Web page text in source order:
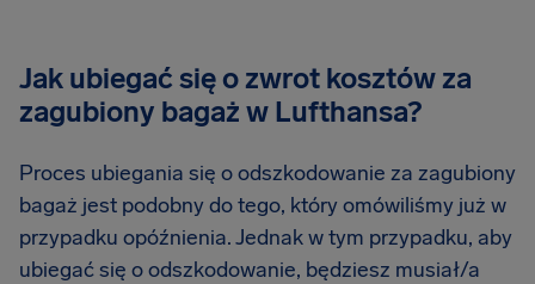
Jak ubiegać się o zwrot kosztów za
zagubiony bagaż w Lufthansa?
Proces ubiegania się o odszkodowanie za zagubiony
bagaż jest podobny do tego, który omówiliśmy już w
przypadku opóźnienia. Jednak w tym przypadku, aby
ubiegać się o odszkodowanie, będziesz musiał/a